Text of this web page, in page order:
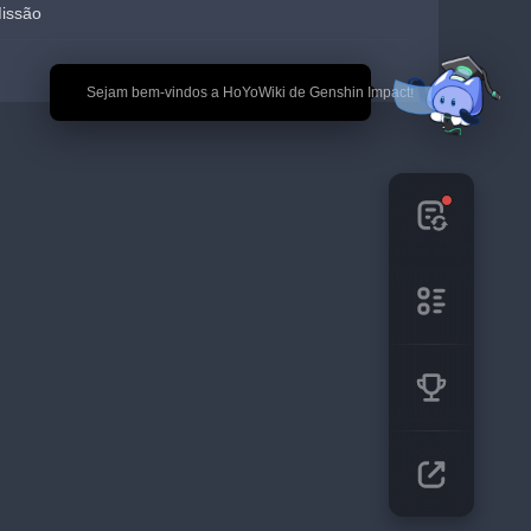
🎉 Sejam bem-vindos a HoYoWiki de Genshin Impact!